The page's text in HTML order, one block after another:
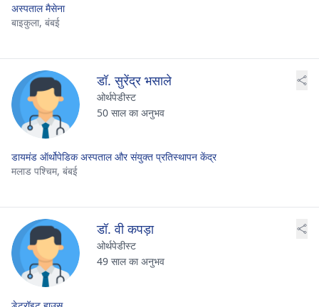
अस्पताल मैसेना
बाइकुला, बंबई
डॉ. सुरेंद्र भसाले
ओर्थपेडीस्ट
50 साल का अनुभव
डायमंड ऑर्थोपेडिक अस्पताल और संयुक्त प्रतिस्थापन केंद्र
मलाड पश्चिम, बंबई
डॉ. वी कपड़ा
ओर्थपेडीस्ट
49 साल का अनुभव